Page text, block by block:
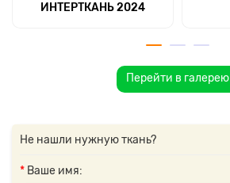
ИНТЕРТКАНЬ 2024
Перейти в галерею
Не нашли нужную ткань?
Ваше имя: